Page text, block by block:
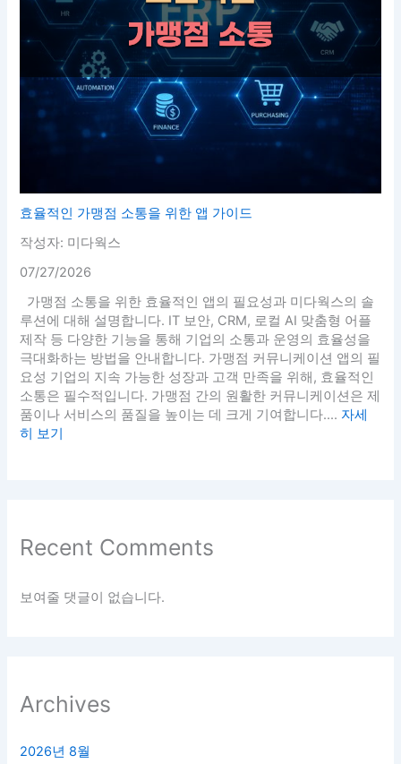
효율적인 가맹점 소통을 위한 앱 가이드
작성자: 미다웍스
07/27/2026
가맹점 소통을 위한 효율적인 앱의 필요성과 미다웍스의 솔
루션에 대해 설명합니다. IT 보안, CRM, 로컬 AI 맞춤형 어플
제작 등 다양한 기능을 통해 기업의 소통과 운영의 효율성을
극대화하는 방법을 안내합니다. 가맹점 커뮤니케이션 앱의 필
요성 기업의 지속 가능한 성장과 고객 만족을 위해, 효율적인
소통은 필수적입니다. 가맹점 간의 원활한 커뮤니케이션은 제
품이나 서비스의 품질을 높이는 데 크게 기여합니다.... 자세
히 보기
Recent Comments
보여줄 댓글이 없습니다.
Archives
2026년 8월